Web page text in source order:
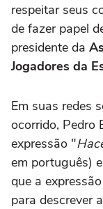
respeitar seus
de fazer papel
presidente da
Jogadores da
Em suas redes
ocorrido, Pedro
expressão "
em português)
que a
para descrever